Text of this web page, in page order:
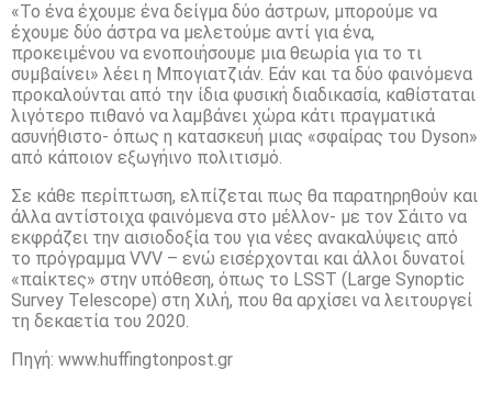
«Το ένα έχουμε ένα δείγμα δύο άστρων, μπορούμε να
έχουμε δύο άστρα να μελετούμε αντί για ένα,
προκειμένου να ενοποιήσουμε μια θεωρία για το τι
συμβαίνει» λέει η Μπογιατζιάν. Εάν και τα δύο φαινόμενα
προκαλούνται από την ίδια φυσική διαδικασία, καθίσταται
λιγότερο πιθανό να λαμβάνει χώρα κάτι πραγματικά
ασυνήθιστο- όπως η κατασκευή μιας «σφαίρας του Dyson»
από κάποιον εξωγήινο πολιτισμό.
Σε κάθε περίπτωση, ελπίζεται πως θα παρατηρηθούν και
άλλα αντίστοιχα φαινόμενα στο μέλλον- με τον Σάιτο να
εκφράζει την αισιοδοξία του για νέες ανακαλύψεις από
το πρόγραμμα VVV – ενώ εισέρχονται και άλλοι δυνατοί
«παίκτες» στην υπόθεση, όπως το LSST (Large Synoptic
Survey Telescope) στη Χιλή, που θα αρχίσει να λειτουργεί
τη δεκαετία του 2020.
Πηγή: www.huffingtonpost.gr